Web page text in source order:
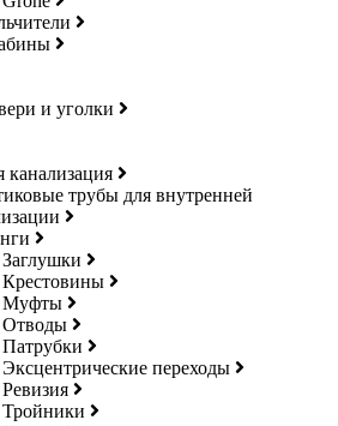
и уголки
канализация
трубы для внутренней
Заглушки
Крестовины
Муфты
Отводы
Патрубки
Эксцентрические переходы
Ревизия
Тройники